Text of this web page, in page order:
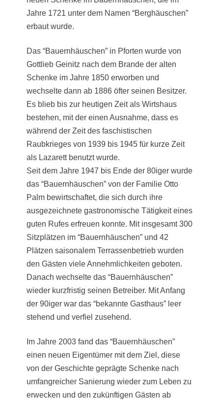
Jahre 1721 unter dem Namen “Berghäuschen”
erbaut wurde.
Das “Bauernhäuschen” in Pforten wurde von
Gottlieb Geinitz nach dem Brande der alten
Schenke im Jahre 1850 erworben und
wechselte dann ab 1886 öfter seinen Besitzer.
Es blieb bis zur heutigen Zeit als Wirtshaus
bestehen, mit der einen Ausnahme, dass es
während der Zeit des faschistischen
Raubkrieges von 1939 bis 1945 für kurze Zeit
als Lazarett benutzt wurde.
Seit dem Jahre 1947 bis Ende der 80iger wurde
das “Bauernhäuschen” von der Familie Otto
Palm bewirtschaftet, die sich durch ihre
ausgezeichnete gastronomische Tätigkeit eines
guten Rufes erfreuen konnte. Mit insgesamt 300
Sitzplätzen im “Bauernhäuschen” und 42
Plätzen saisonalem Terrassenbetrieb wurden
den Gästen viele Annehmlichkeiten geboten.
Danach wechselte das “Bauernhäuschen”
wieder kurzfristig seinen Betreiber. Mit Anfang
der 90iger war das “bekannte Gasthaus” leer
stehend und verfiel zusehend.
Im Jahre 2003 fand das “Bauernhäuschen”
einen neuen Eigentümer mit dem Ziel, diese
von der Geschichte geprägte Schenke nach
umfangreicher Sanierung wieder zum Leben zu
erwecken und den zukünftigen Gästen ab